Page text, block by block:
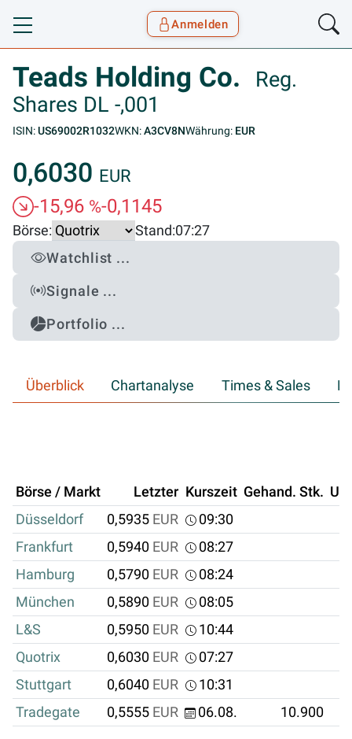
Toggle navigation
Anmelden
Teads Holding Co.
Reg.
Shares DL -,001
ISIN:US69002R1032WKN:A3CV8NWährung: EUR
0,6030 EUR
-15,96 %-0,1145
Börse: Stand:07:27
Watchlist ...
Signale ...
Portfolio ...
Überblick Chartanalyse Times & Sales
Börse / Markt Letzter Kurszeit Gehand. Stk.
Düsseldorf
0,5935 EUR
09:30
Frankfurt
0,5940 EUR
08:27
Hamburg
0,5790 EUR
08:24
München
0,5890 EUR
08:05
L&S
0,5950 EUR
10:44
Quotrix
0,6030 EUR
07:27
Stuttgart
0,6040 EUR
10:31
Tradegate
0,5555 EUR 06.08. 10.900